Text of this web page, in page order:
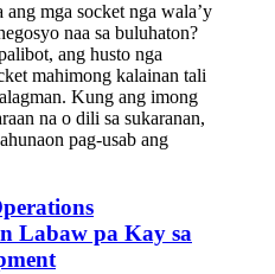
mga socket nga wala’y
naa sa buluhaton?
ang husto nga
mahimong kalainan tali
Kung ang imong
na o dili sa sukaranan,
pag-usab ang
Labaw pa Kay sa